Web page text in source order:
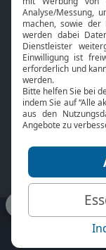
Bibel TV
Über uns
Jobs
Mediadaten